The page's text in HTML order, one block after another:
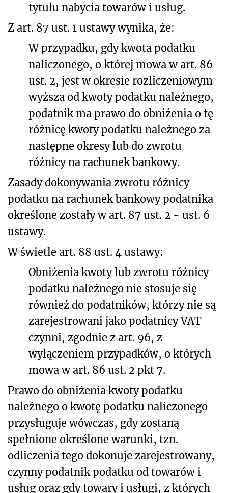
tytułu nabycia towarów i usług.
Z art. 87 ust. 1 ustawy wynika, że:
W przypadku, gdy kwota podatku
naliczonego, o której mowa w art. 86
ust. 2, jest w okresie rozliczeniowym
wyższa od kwoty podatku należnego,
podatnik ma prawo do obniżenia o tę
różnicę kwoty podatku należnego za
następne okresy lub do zwrotu
różnicy na rachunek bankowy.
Zasady dokonywania zwrotu różnicy
podatku na rachunek bankowy podatnika
określone zostały w art. 87 ust. 2 - ust. 6
ustawy.
W świetle art. 88 ust. 4 ustawy:
Obniżenia kwoty lub zwrotu różnicy
podatku należnego nie stosuje się
również do podatników, którzy nie są
zarejestrowani jako podatnicy VAT
czynni, zgodnie z art. 96, z
wyłączeniem przypadków, o których
mowa w art. 86 ust. 2 pkt 7.
Prawo do obniżenia kwoty podatku
należnego o kwotę podatku naliczonego
przysługuje wówczas, gdy zostaną
spełnione określone warunki, tzn.
odliczenia tego dokonuje zarejestrowany,
czynny podatnik podatku od towarów i
usług oraz gdy towary i usługi, z których